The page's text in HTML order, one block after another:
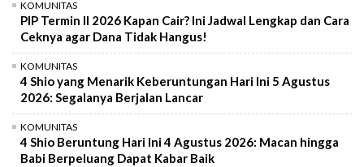
KOMUNITAS
PIP Termin II 2026 Kapan Cair? Ini Jadwal Lengkap dan Cara
Ceknya agar Dana Tidak Hangus!
KOMUNITAS
4 Shio yang Menarik Keberuntungan Hari Ini 5 Agustus
2026: Segalanya Berjalan Lancar
KOMUNITAS
4 Shio Beruntung Hari Ini 4 Agustus 2026: Macan hingga
Babi Berpeluang Dapat Kabar Baik